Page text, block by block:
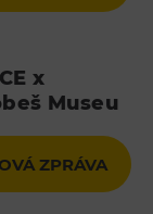
x
Museu
ZPRÁVA